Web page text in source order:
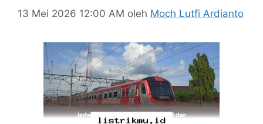
13 Mei 2026 12:00 AM oleh Moch Lutfi Ardianto